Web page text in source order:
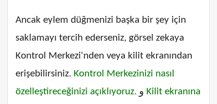
Ancak eylem düğmenizi başka bir şey için
saklamayı tercih ederseniz, görsel zekaya
Kontrol Merkezi'nden veya kilit ekranından
erişebilirsiniz. Kontrol Merkezinizi nasıl
özelleştireceğinizi açıklıyoruz.
Kilit ekranına